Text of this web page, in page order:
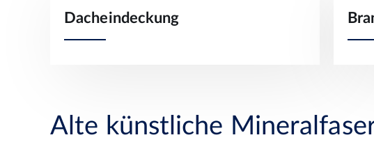
Dacheindeckung
Alte künstliche